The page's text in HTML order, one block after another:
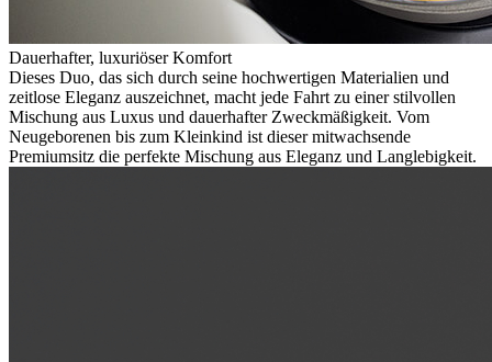
Dauerhafter, luxuriöser Komfort
Dieses Duo, das sich durch seine hochwertigen Materialien und
zeitlose Eleganz auszeichnet, macht jede Fahrt zu einer stilvollen
Mischung aus Luxus und dauerhafter Zweckmäßigkeit. Vom
Neugeborenen bis zum Kleinkind ist dieser mitwachsende
Premiumsitz die perfekte Mischung aus Eleganz und Langlebigkeit.